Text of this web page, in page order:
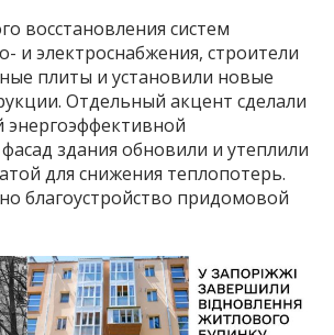
восстановления систем
и электроснабжения, строители
плиты и установили новые
Отдельный акцент сделали
энергоэффективной
здания обновили и утеплили
для снижения теплопотерь.
благоустройство придомовой